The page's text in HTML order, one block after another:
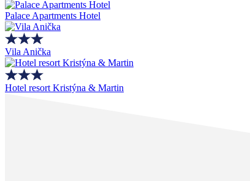
Palace Apartments Hotel
Vila Anička
Hotel resort Kristýna & Martin